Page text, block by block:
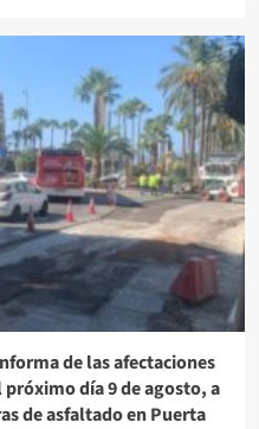
de las afectaciones
día 9 de agosto, a
de asfaltado en Puerta